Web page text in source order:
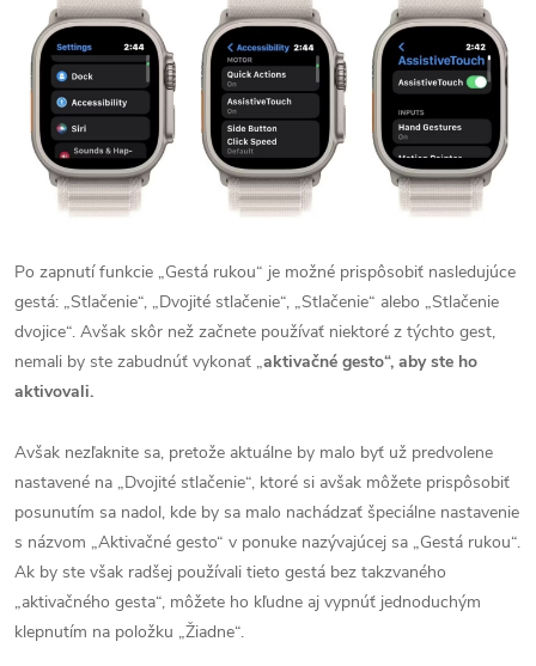
Po zapnutí funkcie „Gestá rukou“ je možné prispôsobiť nasledujúce
gestá: „Stlačenie“, „Dvojité stlačenie“, „Stlačenie“ alebo „Stlačenie
dvojice“. Avšak skôr než začnete používať niektoré z týchto gest,
nemali by ste zabudnúť vykonať „aktivačné gesto“, aby ste ho
aktivovali.
Avšak nezľaknite sa, pretože aktuálne by malo byť už predvolene
nastavené na „Dvojité stlačenie“, ktoré si avšak môžete prispôsobiť
posunutím sa nadol, kde by sa malo nachádzať špeciálne nastavenie
s názvom „Aktivačné gesto“ v ponuke nazývajúcej sa „Gestá rukou“.
Ak by ste však radšej používali tieto gestá bez takzvaného
„aktivačného gesta“, môžete ho kľudne aj vypnúť jednoduchým
klepnutím na položku „Žiadne“.